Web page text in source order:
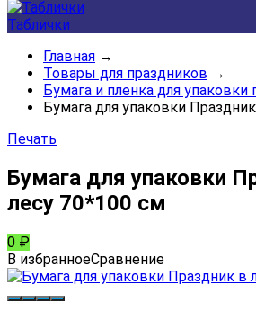
Таблички
Главная →
Товары для праздников →
Бумага и пленка для упаковки
Бумага для упаковки
Печать
Бумага для упаковки
лесу 70*100 см
0 ₽
В избранноеСравнение